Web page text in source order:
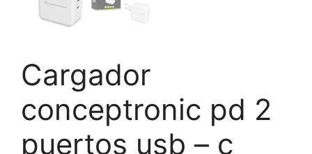
Cargador
conceptronic pd 2
puertos usb – c